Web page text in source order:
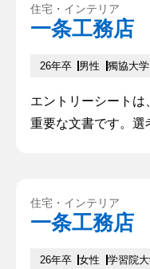
ます。本記事では
ためのポイントや
住宅・インテリア
一条工務店
26年卒 男性 獨協大学
エントリーシートは
重要な文書です。選
ます。本記事では、
ためのポイントや
住宅・インテリア
一条工務店
26年卒 女性 学習院